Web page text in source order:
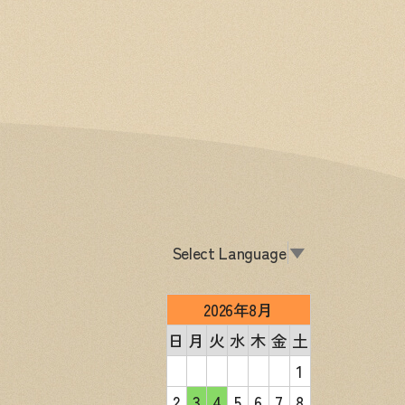
Select Language▼
2026年8月
日 月 火 水 木 金 土
1